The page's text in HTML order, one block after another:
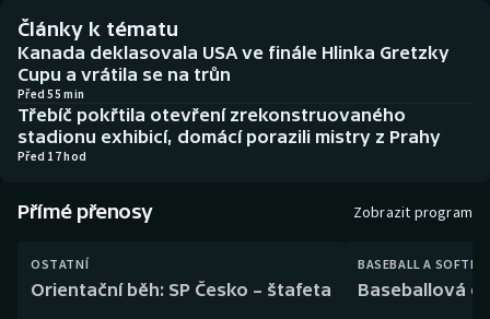
Basketbal
Biatlon
Boby a skeleton
Dostihy
Historické návraty
Aplikace ČT sport
AZ kvíz
Články k tématu
Kanada deklasovala USA ve finále Hlinka Gretzky
Cupu a vrátila se na trůn
Před 55 min
Třebíč pokřtila otevření zrekonstruovaného
stadionu exhibicí, domácí porazili mistry z Prahy
Před 17 hod
Přímé přenosy Zobrazit program
OSTATNÍ
Orientační běh: SP Česko – štafeta
BASEBALL A
Baseballová